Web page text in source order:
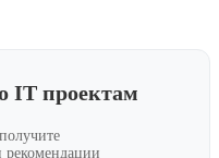
IT проектам
рекомендации